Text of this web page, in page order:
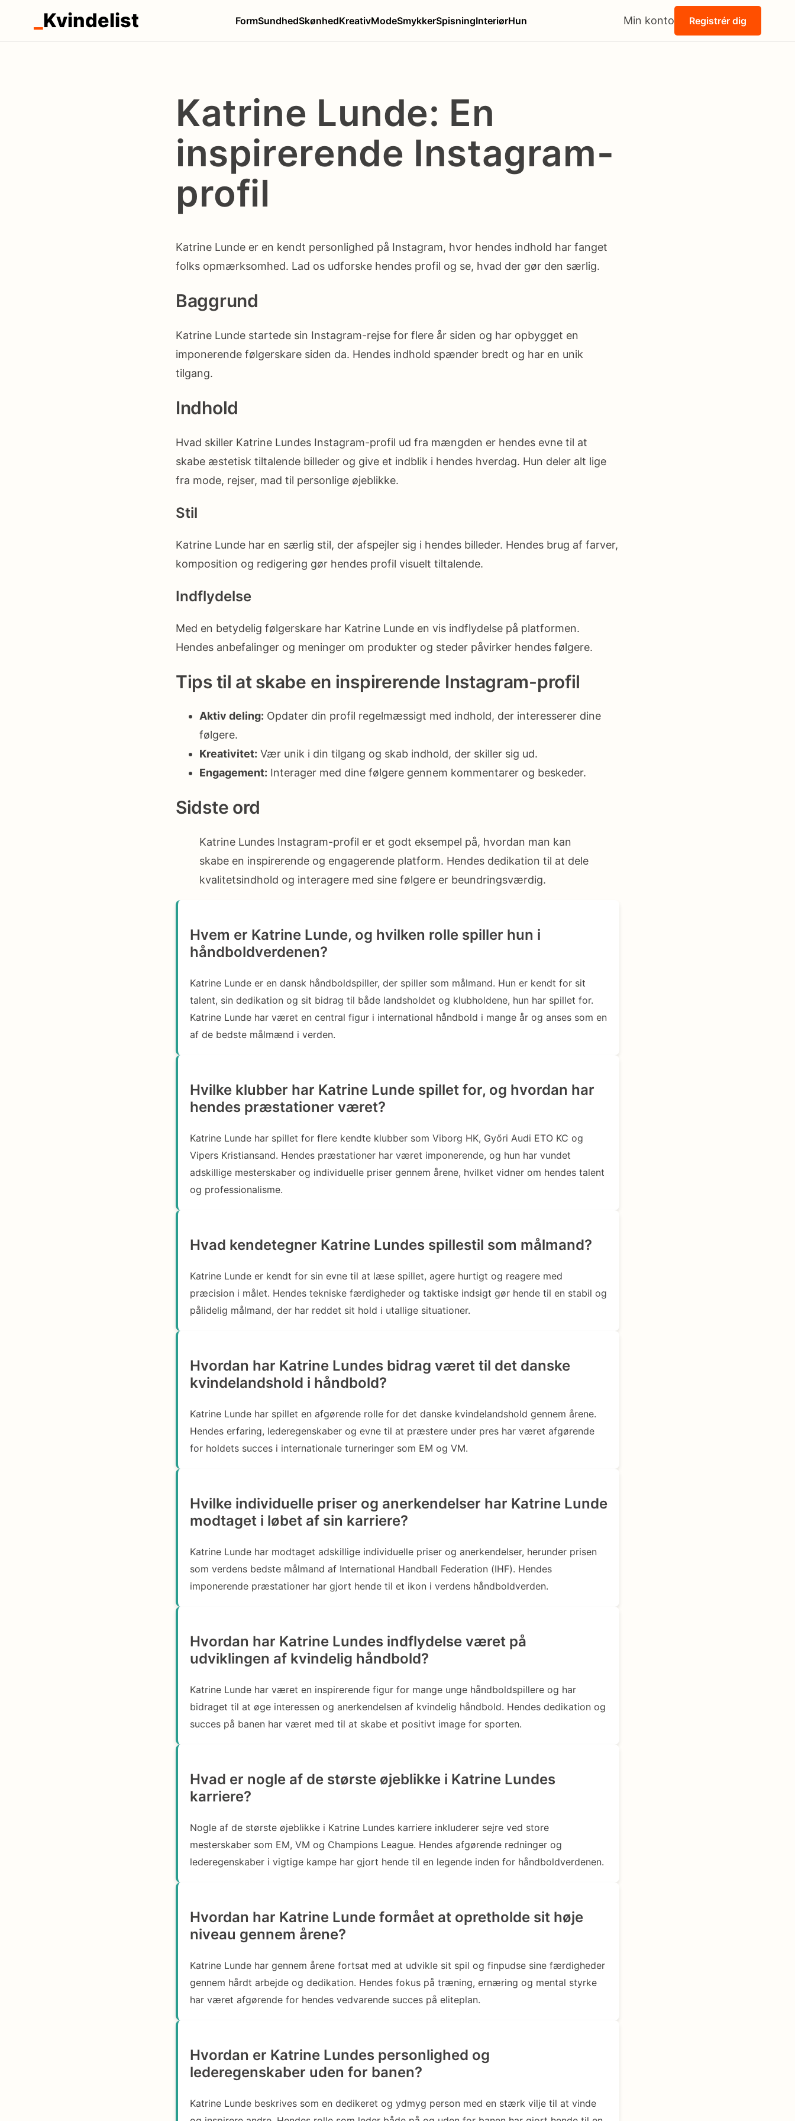
Kvindelist FormSundhedSkønhedKreativModeSmykkerSpisningInteriørHun Min konto Registrér dig
Katrine Lunde: En
inspirerende Instagram-
profil
Katrine Lunde er en kendt personlighed på Instagram, hvor hendes indhold har fanget
folks opmærksomhed. Lad os udforske hendes profil og se, hvad der gør den særlig.
Baggrund
Katrine Lunde startede sin Instagram-rejse for flere år siden og har opbygget en
imponerende følgerskare siden da. Hendes indhold spænder bredt og har en unik
tilgang.
Indhold
Hvad skiller Katrine Lundes Instagram-profil ud fra mængden er hendes evne til at
skabe æstetisk tiltalende billeder og give et indblik i hendes hverdag. Hun deler alt lige
fra mode, rejser, mad til personlige øjeblikke.
Stil
Katrine Lunde har en særlig stil, der afspejler sig i hendes billeder. Hendes brug af farver,
komposition og redigering gør hendes profil visuelt tiltalende.
Indflydelse
Med en betydelig følgerskare har Katrine Lunde en vis indflydelse på platformen.
Hendes anbefalinger og meninger om produkter og steder påvirker hendes følgere.
Tips til at skabe en inspirerende Instagram-profil
Aktiv deling: Opdater din profil regelmæssigt med indhold, der interesserer dine
følgere.
Kreativitet: Vær unik i din tilgang og skab indhold, der skiller sig ud.
Engagement: Interager med dine følgere gennem kommentarer og beskeder.
Sidste ord
Katrine Lundes Instagram-profil er et godt eksempel på, hvordan man kan
skabe en inspirerende og engagerende platform. Hendes dedikation til at dele
kvalitetsindhold og interagere med sine følgere er beundringsværdig.
Hvem er Katrine Lunde, og hvilken rolle spiller hun i
håndboldverdenen?
Katrine Lunde er en dansk håndboldspiller, der spiller som målmand. Hun er kendt for sit
talent, sin dedikation og sit bidrag til både landsholdet og klubholdene, hun har spillet for.
Katrine Lunde har været en central figur i international håndbold i mange år og anses som en
af de bedste målmænd i verden.
Hvilke klubber har Katrine Lunde spillet for, og hvordan har
hendes præstationer været?
Katrine Lunde har spillet for flere kendte klubber som Viborg HK, Győri Audi ETO KC og
Vipers Kristiansand. Hendes præstationer har været imponerende, og hun har vundet
adskillige mesterskaber og individuelle priser gennem årene, hvilket vidner om hendes talent
og professionalisme.
Hvad kendetegner Katrine Lundes spillestil som målmand?
Katrine Lunde er kendt for sin evne til at læse spillet, agere hurtigt og reagere med
præcision i målet. Hendes tekniske færdigheder og taktiske indsigt gør hende til en stabil og
pålidelig målmand, der har reddet sit hold i utallige situationer.
Hvordan har Katrine Lundes bidrag været til det danske
kvindelandshold i håndbold?
Katrine Lunde har spillet en afgørende rolle for det danske kvindelandshold gennem årene.
Hendes erfaring, lederegenskaber og evne til at præstere under pres har været afgørende
for holdets succes i internationale turneringer som EM og VM.
Hvilke individuelle priser og anerkendelser har Katrine Lunde
modtaget i løbet af sin karriere?
Katrine Lunde har modtaget adskillige individuelle priser og anerkendelser, herunder prisen
som verdens bedste målmand af International Handball Federation (IHF). Hendes
imponerende præstationer har gjort hende til et ikon i verdens håndboldverden.
Hvordan har Katrine Lundes indflydelse været på
udviklingen af kvindelig håndbold?
Katrine Lunde har været en inspirerende figur for mange unge håndboldspillere og har
bidraget til at øge interessen og anerkendelsen af kvindelig håndbold. Hendes dedikation og
succes på banen har været med til at skabe et positivt image for sporten.
Hvad er nogle af de største øjeblikke i Katrine Lundes
karriere?
Nogle af de største øjeblikke i Katrine Lundes karriere inkluderer sejre ved store
mesterskaber som EM, VM og Champions League. Hendes afgørende redninger og
lederegenskaber i vigtige kampe har gjort hende til en legende inden for håndboldverdenen.
Hvordan har Katrine Lunde formået at opretholde sit høje
niveau gennem årene?
Katrine Lunde har gennem årene fortsat med at udvikle sit spil og finpudse sine færdigheder
gennem hårdt arbejde og dedikation. Hendes fokus på træning, ernæring og mental styrke
har været afgørende for hendes vedvarende succes på eliteplan.
Hvordan er Katrine Lundes personlighed og
lederegenskaber uden for banen?
Katrine Lunde beskrives som en dedikeret og ydmyg person med en stærk vilje til at vinde